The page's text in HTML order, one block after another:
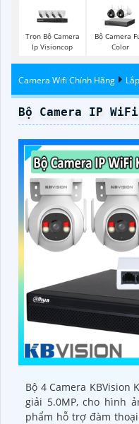
Trọn Bộ Camera
Ip Visioncop
Bộ Camera
Color
Camera Wifi Chính Hãng
Bộ Camera IP
Bộ 4 Camera KBVision
giải 5.0MP, cho hình
phẩm hỗ trợ đàm